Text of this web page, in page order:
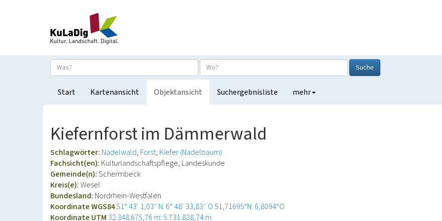
Suche
Start Kartenansicht Objektansicht Suchergebnisliste mehr
Kiefernforst im Dämmerwald
Schlagwörter: Nadelwald Forst Kiefer (Nadelbaum)
Fachsicht(en): Kulturlandschaftspflege, Landeskunde
Gemeinde(n):Schermbeck
Kreis(e):Wesel
Bundesland: Nordrhein-Westfalen
Koordinate WGS8451° 43′ 1,03″ N: 6° 48′ 33,83″ O51,71695°N: 6,8094°O
Koordinate UTM 32.348.675,76 m: 5.731.828,74 m